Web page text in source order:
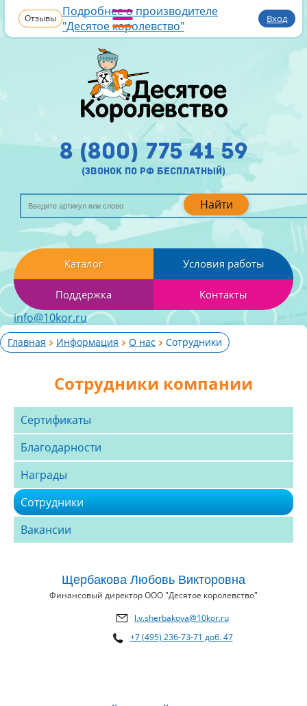
Отзывы Подробнее о производителе
"Десятое королевство"
Вход
Найти
8 (800) 775 41 59
(звонок по рф бесплатный)
Каталог Условия работы
Поддержка Контакты
info@10kor.ru
Главная Информация О нас Сотрудники
Сотрудники компании
Сертификаты
Благодарности
Награды
Сотрудники
Вакансии
Щербакова Любовь Викторовна
Финансовый директор ООО "Десятое королевство"
l.v.sherbakova@10kor.ru
+7 (495) 236-73-71 доб. 47